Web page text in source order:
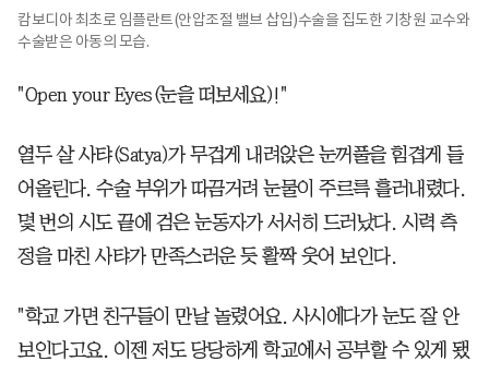
캄보디아 최초로 임플란트(안압조절 밸브 삽입)수술을 집도한 기창원 교수와
수술받은 아동의 모습.
"Open your Eyes(눈을 떠보세요)!"
열두 살 사탸(Satya)가 무겁게 내려앉은 눈꺼풀을 힘겹게 들
어올린다. 수술 부위가 따끔거려 눈물이 주르륵 흘러내렸다.
몇 번의 시도 끝에 검은 눈동자가 서서히 드러났다. 시력 측
정을 마친 사탸가 만족스러운 듯 활짝 웃어 보인다.
"학교 가면 친구들이 만날 놀렸어요. 사시에다가 눈도 잘 안
보인다고요. 이젠 저도 당당하게 학교에서 공부할 수 있게 됐